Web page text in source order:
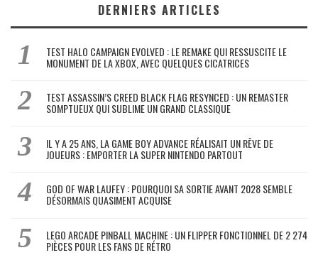
DERNIERS ARTICLES
TEST HALO CAMPAIGN EVOLVED : LE REMAKE QUI RESSUSCITE LE
MONUMENT DE LA XBOX, AVEC QUELQUES CICATRICES
TEST ASSASSIN’S CREED BLACK FLAG RESYNCED : UN REMASTER
SOMPTUEUX QUI SUBLIME UN GRAND CLASSIQUE
IL Y A 25 ANS, LA GAME BOY ADVANCE RÉALISAIT UN RÊVE DE
JOUEURS : EMPORTER LA SUPER NINTENDO PARTOUT
GOD OF WAR LAUFEY : POURQUOI SA SORTIE AVANT 2028 SEMBLE
DÉSORMAIS QUASIMENT ACQUISE
LEGO ARCADE PINBALL MACHINE : UN FLIPPER FONCTIONNEL DE 2 274
PIÈCES POUR LES FANS DE RÉTRO